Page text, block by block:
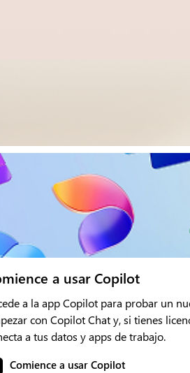
a usar Copilot
a la app Copilot para probar un
con Copilot Chat y, si tienes
a tus datos y apps de trabajo.
Comience a usar Copilot